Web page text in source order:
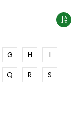
G H
I
Q R
S